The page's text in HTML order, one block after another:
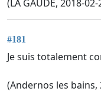
(LA GAUDE, 2018-02-
#181
Je suis totalement
(Andernos les bains,